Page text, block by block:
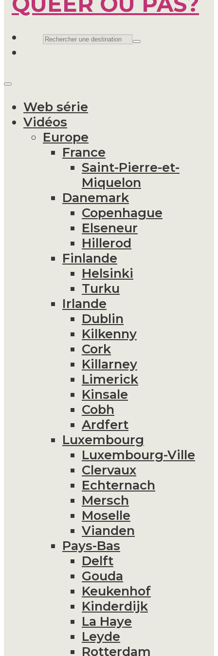
Web série
Vidéos
Europe
France
Saint-Pierre-et-
Miquelon
Danemark
Copenhague
Elseneur
Hillerod
Finlande
Helsinki
Turku
Irlande
Dublin
Kilkenny
Cork
Killarney
Limerick
Kinsale
Cobh
Ardfert
Luxembourg
Luxembourg-Ville
Clervaux
Echternach
Mersch
Moselle
Vianden
Pays-Bas
Delft
Gouda
Keukenhof
Kinderdijk
La Haye
Leyde
Rotterdam